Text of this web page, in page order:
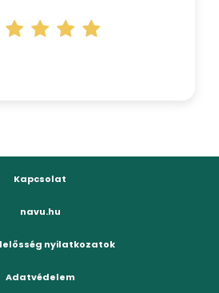
Kapcsolat
navu.hu
nyilatkozatok
Adatvédelem